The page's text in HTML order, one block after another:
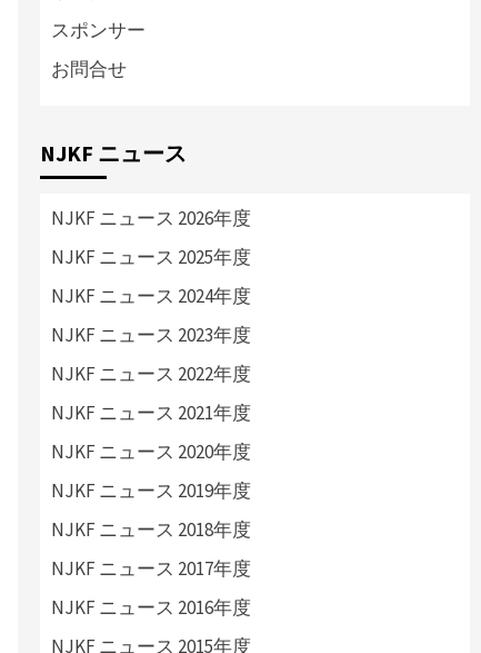
スポンサー
お問合せ
NJKF ニュース
NJKF ニュース 2026年度
NJKF ニュース 2025年度
NJKF ニュース 2024年度
NJKF ニュース 2023年度
NJKF ニュース 2022年度
NJKF ニュース 2021年度
NJKF ニュース 2020年度
NJKF ニュース 2019年度
NJKF ニュース 2018年度
NJKF ニュース 2017年度
NJKF ニュース 2016年度
NJKF ニュース 2015年度